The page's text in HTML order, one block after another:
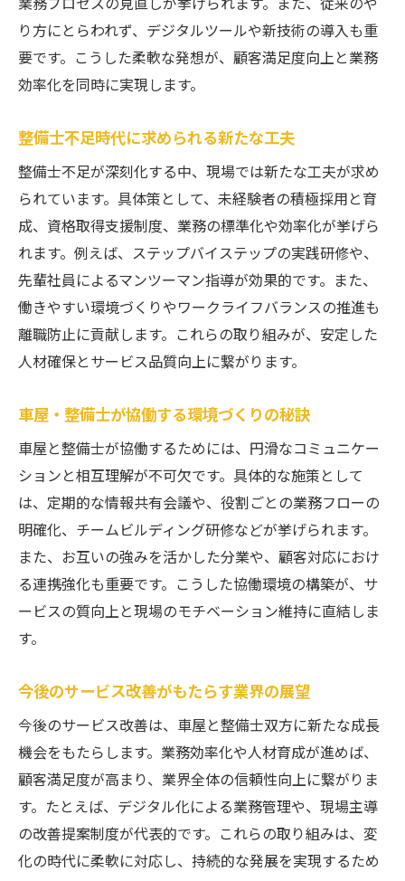
車屋・整備士が取り組む最新機器の使い方
メカニック日記で学ぶ現場改善の実践例
診断機活用が生み出すサービス品質の向上
ト
現場力アップに役立つ診断機選びのコツ
人材育成における積み重ねる価値と工夫
車屋・整備士が実践する人材育成の極意
積み重ねるということがもたらす成長効果
現場で役立つ人材教育の具体的な工夫
未経験者を育てるためのサポート方法
メカニック日記を活かしたノウハウ共有術
将来を見据えた車屋・整備士の役割変化
整備士・車屋の仕事に求められる新たな視
点
技術革新が変える整備士・車屋の未来像
業界変化に対応する柔軟な働き方の提案
車屋・整備士への期待と役割の広がり
自動車整備士の将来を支えるスキルとは
今後のキャリア形成に役立つ情報と工夫
サービス改善が車屋・整備士にもたらす変
車屋・整備士が目指す持続的発展への取り
組み
現場力強化で実現するサービスの質向上
地道な工夫が業界全体の成長を後押しする
人材育成とサービス改善の両立が鍵となる
り方にとらわれず、デジタルツールや新技術の導入も重
要です。こうした柔軟な発想が、顧客満足度向上と業務
効率化を同時に実現します。
整備士不足時代に求められる新たな工夫
整備士不足が深刻化する中、現場では新たな工夫が求め
られています。具体策として、未経験者の積極採用と育
成、資格取得支援制度、業務の標準化や効率化が挙げら
れます。例えば、ステップバイステップの実践研修や、
先輩社員によるマンツーマン指導が効果的です。また、
働きやすい環境づくりやワークライフバランスの推進も
離職防止に貢献します。これらの取り組みが、安定した
人材確保とサービス品質向上に繋がります。
車屋・整備士が協働する環境づくりの秘訣
車屋と整備士が協働するためには、円滑なコミュニケー
ションと相互理解が不可欠です。具体的な施策として
は、定期的な情報共有会議や、役割ごとの業務フローの
明確化、チームビルディング研修などが挙げられます。
また、お互いの強みを活かした分業や、顧客対応におけ
る連携強化も重要です。こうした協働環境の構築が、サ
ービスの質向上と現場のモチベーション維持に直結しま
す。
今後のサービス改善がもたらす業界の展望
今後のサービス改善は、車屋と整備士双方に新たな成長
機会をもたらします。業務効率化や人材育成が進めば、
顧客満足度が高まり、業界全体の信頼性向上に繋がりま
す。たとえば、デジタル化による業務管理や、現場主導
の改善提案制度が代表的です。これらの取り組みは、変
化の時代に柔軟に対応し、持続的な発展を実現するため